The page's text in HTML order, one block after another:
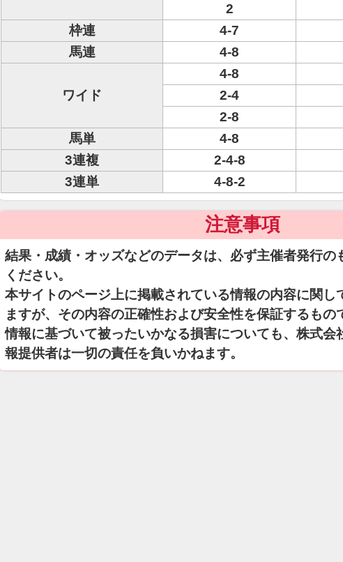
2
枠連
4-7
馬連
4-8
ワイド
4-8
2-4
2-8
馬単
4-8
3連複
2-4-8
3連単
4-8-2
注意事項
結果・成績・オッズなどのデータは、必ず主催者発行の
ください。
本サイトのページ上に掲載されている情報の内容に関し
ますが、その内容の正確性および安全性を保証するもの
情報に基づいて被ったいかなる損害についても、株式会
報提供者は一切の責任を負いかねます。